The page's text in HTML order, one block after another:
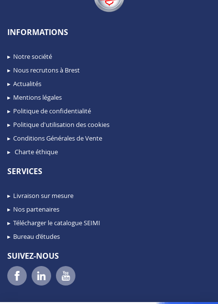
INFORMATIONS
Notre société
Nous recrutons à Brest
Actualités
Mentions légales
Politique de confidentialité
Politique d'utilisation des cookies
Conditions Générales de Vente
Charte éthique
SERVICES
Livraison sur mesure
Nos partenaires
Télécharger le catalogue SEIMI
Bureau d’études
SUIVEZ-NOUS